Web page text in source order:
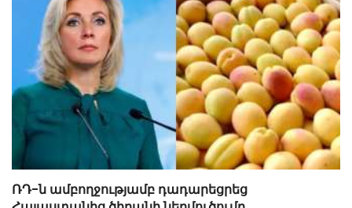
ՌԴ-ն ամբողջությամբ դադարեցրեց